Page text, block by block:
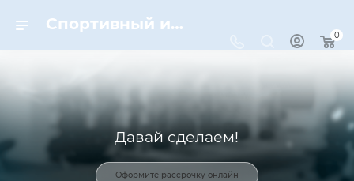
Спортивный инвентарь и оборудование для спорта в Москве | Dynamic-Sport
0
Давай сделаем!
Оформите рассрочку онлайн